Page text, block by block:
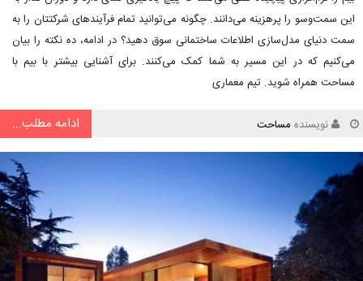
این سمت‌وسو را پرهزینه می‌دانند. چگونه می‌توانید تمام فرآیندهای شرکتتان را به
سمت دنیای مدل‌سازی اطلاعات ساختمانی سوق دهید؟ در ادامه، ده نکته را بیان
می‌کنیم که در این مسیر به شما کمک می‌کنند. برای آشنایی بیشتر با بیم با
مساحت همراه شوید. تیم معماری
نویسنده مساحت ادامه مطلب...